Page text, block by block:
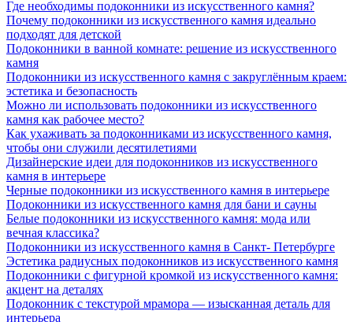
Где необходимы подоконники из искусственного камня?
Почему подоконники из искусственного камня идеально
подходят для детской
Подоконники в ванной комнате: решение из искусственного
камня
Подоконники из искусственного камня с закруглённым краем:
эстетика и безопасность
Можно ли использовать подоконники из искусственного
камня как рабочее место?
Как ухаживать за подоконниками из искусственного камня,
чтобы они служили десятилетиями
Дизайнерские идеи для подоконников из искусственного
камня в интерьере
Черные подоконники из искусственного камня в интерьере
Подоконники из искусственного камня для бани и сауны
Белые подоконники из искусственного камня: мода или
вечная классика?
Подоконники из искусственного камня в Санкт- Петербурге
Эстетика радиусных подоконников из искусственного камня
Подоконники с фигурной кромкой из искусственного камня:
акцент на деталях
Подоконник с текстурой мрамора — изысканная деталь для
интерьера